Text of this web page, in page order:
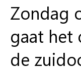
Zondag
gaat het
de